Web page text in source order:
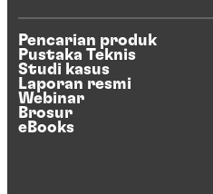
Pencarian produk
Pustaka Teknis
Studi kasus
Laporan resmi
Webinar
Brosur
eBooks